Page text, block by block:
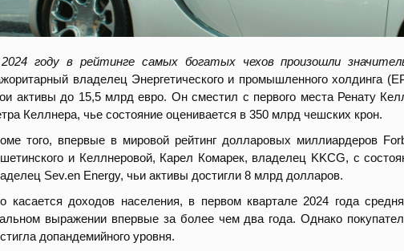
году в рейтинге самых богатых чехов произошли
владелец Энергетического и промышленного холдинга
активы до 15,5 млрд евро. Он сместил с первого места Ренату
Келлнера, чье состояние оценивается в 350 млрд чешских крон.
того, впервые в мировой рейтинг долларовых миллиардеров
и Келлнеровой, Карел Комарек, владелец KKCG, с
Sev.en Energy, чьи активы достигли 8 млрд долларов.
касается доходов населения, в первом квартале 2024 года
выражении впервые за более чем два года. Однако
допандемийного уровня.